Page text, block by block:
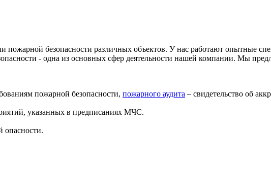
безопасности различных объектов. У нас работают опытные
- одна из основных сфер деятельности нашей компании. Мы
пожарной безопасности, пожарного аудита – свидетельство об
указанных в предписаниях МЧС.
опасности.